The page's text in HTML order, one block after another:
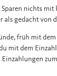
nichts
als gedacht von
früh mit dem
mit dem